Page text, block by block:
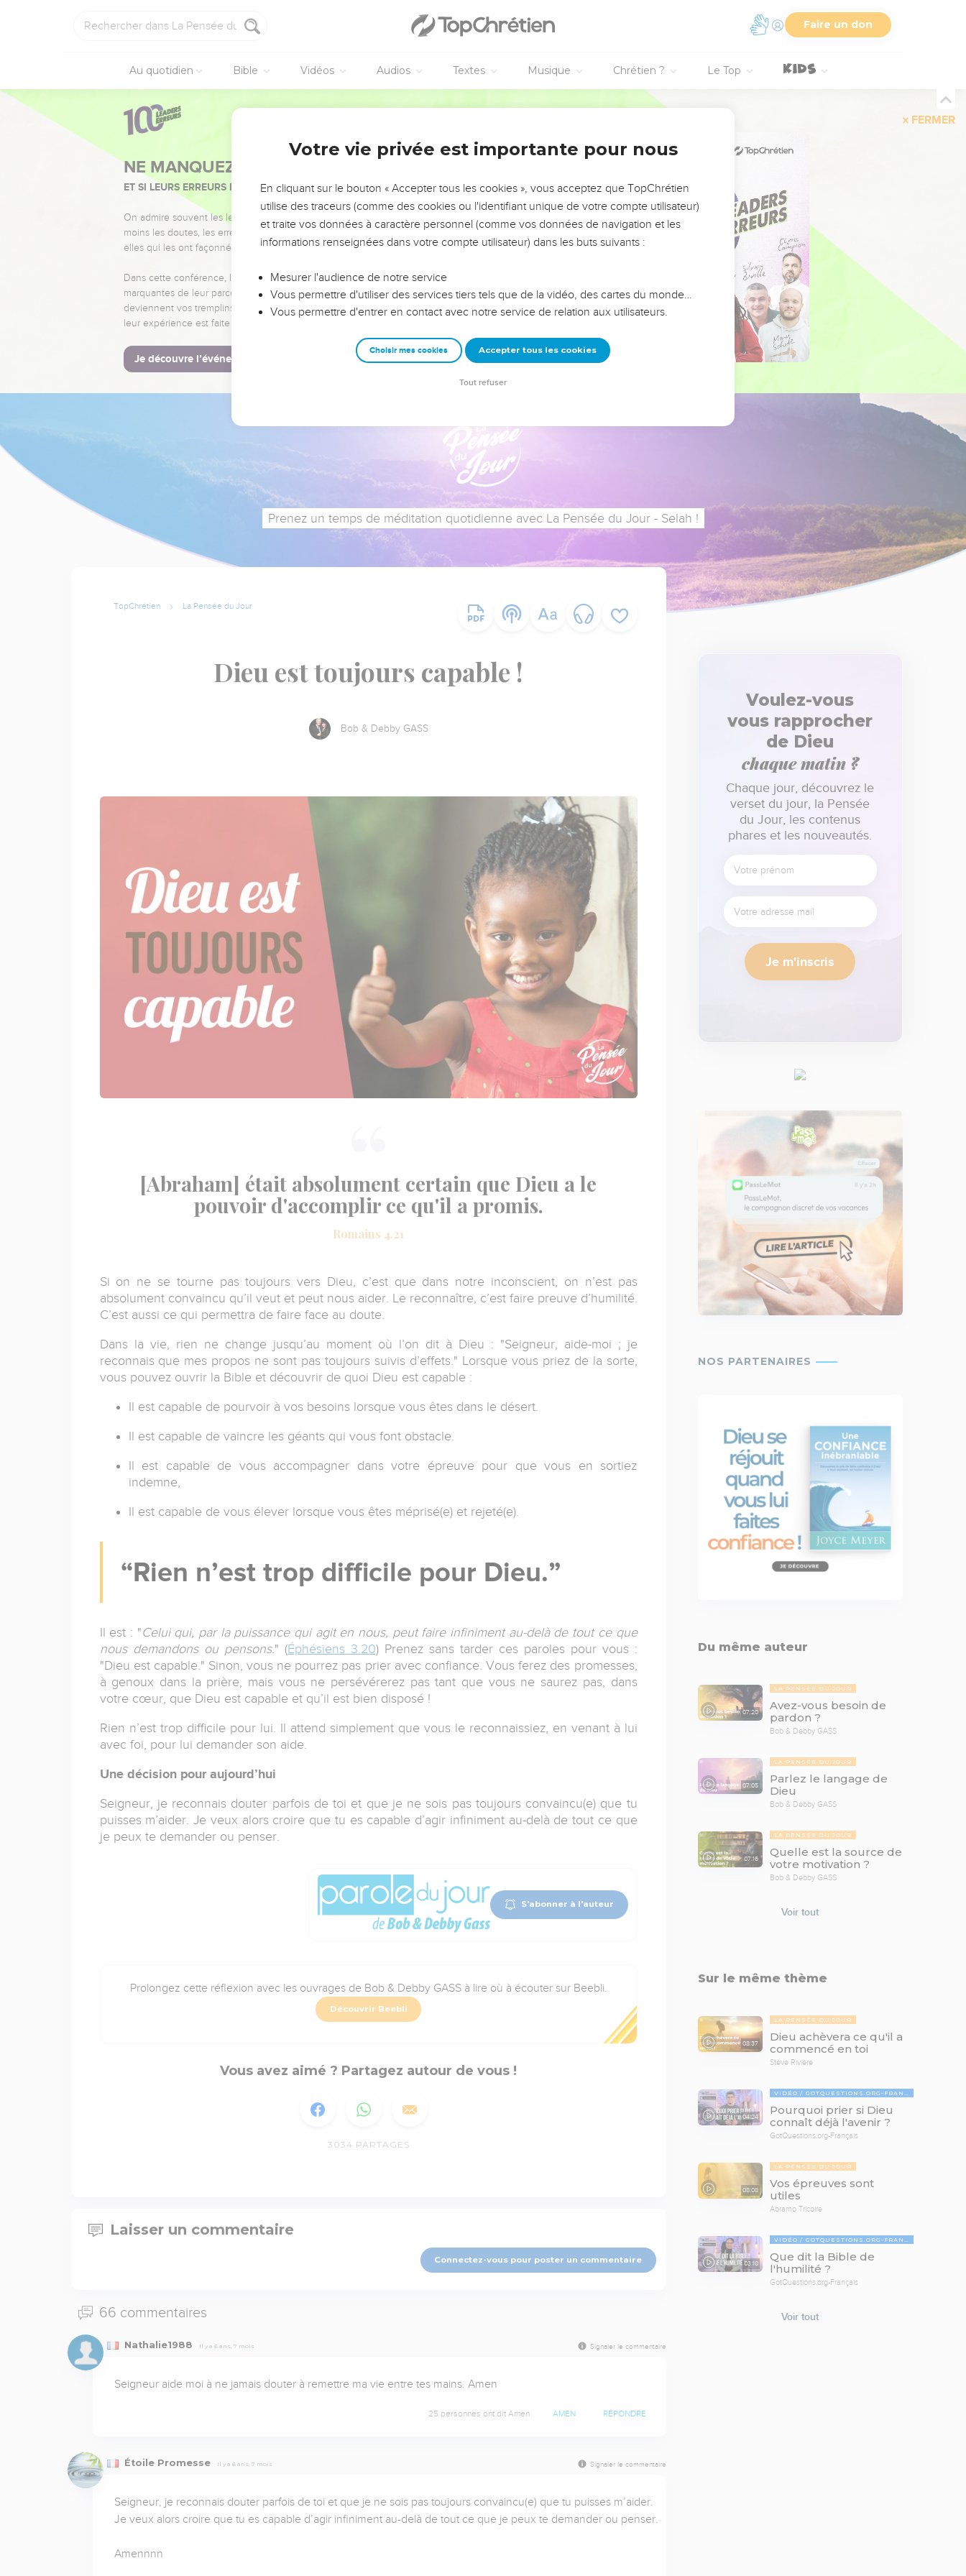
Faire un don
Au quotidien Bible Vidéos Audios Textes Musique Chrétien ? Le Top
FERMER
NE MANQUEZ PAS L’ÉVÉNEMENT DE L’ANNÉE !
ET SI LEURS ERREURS POUVAIENT VOUS ÉVITER LES VOTRES ?
On admire souvent les leaders pour leurs réussites, leur impact, leur foi ou leur vision. Mais on voit
moins les doutes, les erreurs et les saisons difficiles qu'ils ont traversés, alors même que ce sont
elles qui les ont façonnés.
Dans cette conférence, leaders, entrepreneurs, et responsables reviennent sur les erreurs
marquantes de leur parcours et les clés pour avancer avec plus de sagesse afin que leurs erreurs
deviennent vos tremplins. Que vous guidiez un ministère, une équipe, un groupe ou une famille,
leur expérience est faite pour vous.
Je découvre l’événement
Prenez un temps de méditation quotidienne avec La Pensée du Jour - Selah !
TopChrétien La Pensée du Jour
Dieu est toujours capable !
Bob & Debby GASS
[Abraham] était absolument certain que Dieu a le
pouvoir d'accomplir ce qu'il a promis.
Romains 4.21
Si on ne se tourne pas toujours vers Dieu, c’est que dans notre inconscient, on n’est pas
absolument convaincu qu’il veut et peut nous aider. Le reconnaître, c’est faire preuve d’humilité.
C’est aussi ce qui permettra de faire face au doute.
Dans la vie, rien ne change jusqu’au moment où l’on dit à Dieu : "Seigneur, aide-moi ; je
reconnais que mes propos ne sont pas toujours suivis d’effets." Lorsque vous priez de la sorte,
vous pouvez ouvrir la Bible et découvrir de quoi Dieu est capable :
Il est capable de pourvoir à vos besoins lorsque vous êtes dans le désert.
Il est capable de vaincre les géants qui vous font obstacle.
Il est capable de vous accompagner dans votre épreuve pour que vous en sortiez
indemne,
Il est capable de vous élever lorsque vous êtes méprisé(e) et rejeté(e).
Rien n’est trop difficile pour Dieu.
Il est : "Celui qui, par la puissance qui agit en nous, peut faire infiniment au-delà de tout ce que
nous demandons ou pensons." (Éphésiens 3.20) Prenez sans tarder ces paroles pour vous :
"Dieu est capable." Sinon, vous ne pourrez pas prier avec confiance. Vous ferez des promesses,
à genoux dans la prière, mais vous ne persévérerez pas tant que vous ne saurez pas, dans
votre cœur, que Dieu est capable et qu’il est bien disposé !
Rien n’est trop difficile pour lui. Il attend simplement que vous le reconnaissiez, en venant à lui
avec foi, pour lui demander son aide.
Une décision pour aujourd’hui
Seigneur, je reconnais douter parfois de toi et que je ne sois pas toujours convaincu(e) que tu
puisses m’aider. Je veux alors croire que tu es capable d’agir infiniment au-delà de tout ce que
je peux te demander ou penser.
S'abonner à l'auteur
Prolongez cette réflexion avec les ouvrages de Bob & Debby GASS à lire où à écouter sur Beebli.
Découvrir Beebli
Vous avez aimé ? Partagez autour de vous !
3034 PARTAGES
Laisser un commentaire
Connectez-vous pour poster un commentaire
66 commentaires
Nathalie1988 Il y a 6 ans, 7 mois Signaler le commentaire
Seigneur aide moi à ne jamais douter à remettre ma vie entre tes mains. Amen
25 personnes ont dit Amen AMEN RÉPONDRE
Étoile Promesse Il y a 6 ans, 7 mois Signaler le commentaire
Seigneur, je reconnais douter parfois de toi et que je ne sois pas toujours convaincu(e) que tu puisses m’aider.
Je veux alors croire que tu es capable d’agir infiniment au-delà de tout ce que je peux te demander ou penser.
Amennnn
Voulez-vous
vous rapprocher
de Dieu
chaque matin ?
Chaque jour, découvrez le
verset du jour, la Pensée
du Jour, les contenus
phares et les nouveautés.
Je m'inscris
Du même auteur
07:20
LA PENSÉE DU JOUR
Avez-vous besoin de
pardon ?
Bob & Debby GASS
07:05
LA PENSÉE DU JOUR
Parlez le langage de
Dieu
Bob & Debby GASS
07:16
LA PENSÉE DU JOUR
Quelle est la source de
votre motivation ?
Bob & Debby GASS
Voir tout
Sur le même thème
08:37
LA PENSÉE DU JOUR
Dieu achèvera ce qu'il a
commencé en toi
Stève Rivière
04:24
VIDÉO GOTQUESTIONS.ORG-FRANÇAIS
Pourquoi prier si Dieu
connaît déjà l'avenir ?
GotQuestions.org-Français
08:08
LA PENSÉE DU JOUR
Vos épreuves sont
utiles
Abramo Tricoire
03:10
VIDÉO GOTQUESTIONS.ORG-FRANÇAIS
Que dit la Bible de
l'humilité ?
GotQuestions.org-Français
Voir tout
Votre vie privée est importante pour nous
En cliquant sur le bouton « Accepter tous les cookies », vous acceptez que TopChrétien
utilise des traceurs (comme des cookies ou l'identifiant unique de votre compte utilisateur)
et traite vos données à caractère personnel (comme vos données de navigation et les
informations renseignées dans votre compte utilisateur) dans les buts suivants :
Mesurer l'audience de notre service
Vous permettre d'utiliser des services tiers tels que de la vidéo, des cartes du monde…
Vous permettre d'entrer en contact avec notre service de relation aux utilisateurs.
Choisir mes cookies Accepter tous les cookies
Tout refuser